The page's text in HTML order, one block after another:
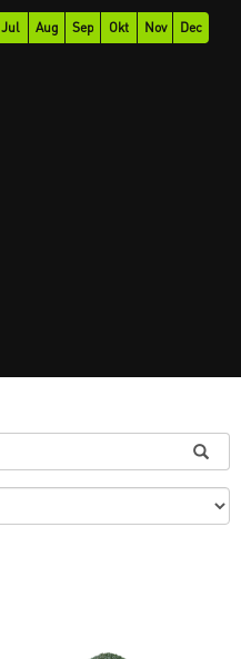
Jul Aug Sep Okt Nov Dec